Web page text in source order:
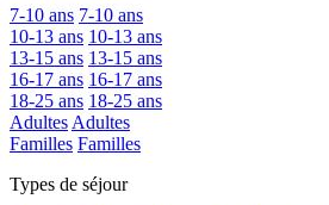
7-10 ans 7-10 ans
10-13 ans 10-13 ans
13-15 ans 13-15 ans
16-17 ans 16-17 ans
18-25 ans 18-25 ans
Adultes Adultes
Familles Familles
Types de séjour